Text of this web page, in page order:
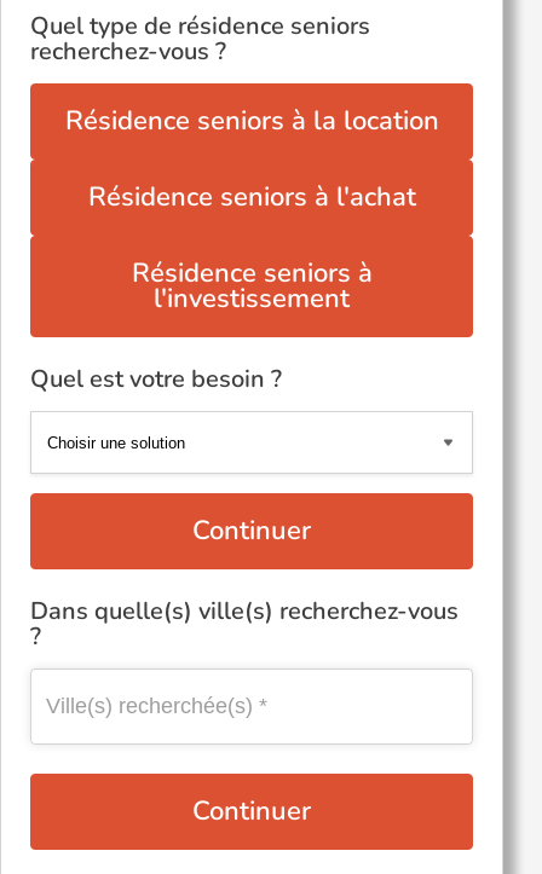
Quel type de résidence seniors
recherchez-vous ?
Résidence seniors à la location
Résidence seniors à l'achat
Résidence seniors à
l'investissement
Quel est votre besoin ?
Continuer
Dans quelle(s) ville(s) recherchez-vous
?
Continuer